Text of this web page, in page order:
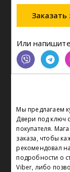
Заказать
Или
Мы предлагаем
Двери под ключ
покупателя.
заказа, чтобы
рекомендовал
подробности о
Viber, либо